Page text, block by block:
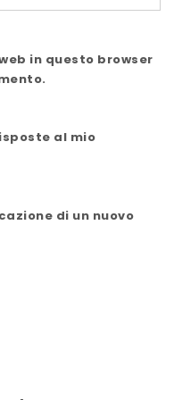
in questo browser
al mio
di un nuovo